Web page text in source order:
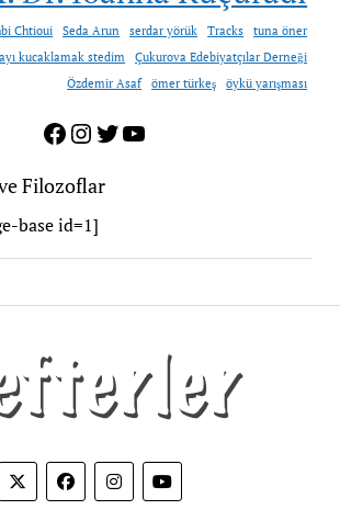
Chtioui Seda Arun serdar yörük Tracks
tuna öner
kucaklamak stedim
Çukurova Edebiyatçılar Derneği
Özdemir Asaf
ömer türkeş öykü yarışması
Facebook
Instagram
Twitter
YouTube
Filozoflar
base id=1]